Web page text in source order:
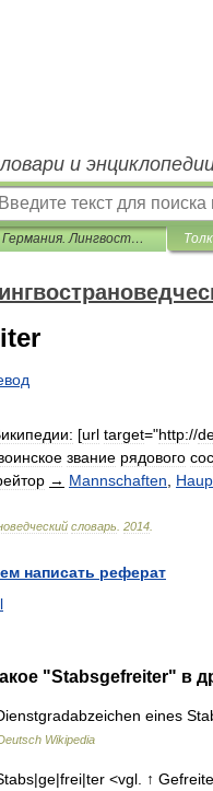
и
Германия. Лингвострановедческий словарь
[url target="http://
звание рядового
→ Mannschaften
словарь 2014
написать реферат
"Stabsgefreiter" в
eines
Wikipedia
<vgl. ↑